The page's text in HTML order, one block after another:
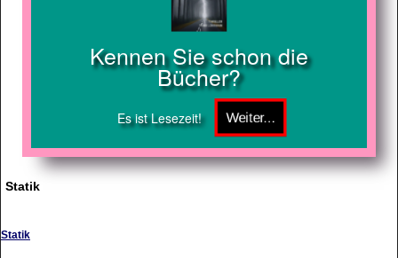
Kennen Sie schon die
Bücher?
Es ist Lesezeit!
Statik
Statik